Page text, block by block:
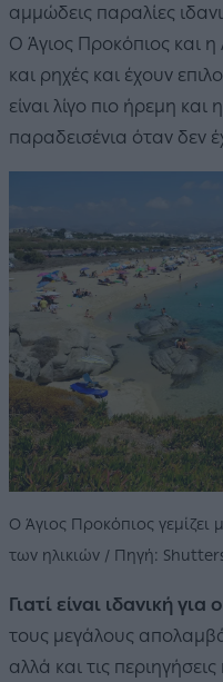
αμμώδεις παραλίες
Ο Άγιος Προκόπιος και η
και ρηχές και έχουν
είναι λίγο πιο ήρεμη και
παραδεισένια όταν δεν
O Άγιος Προκόπιος γεμίζει
των ηλικιών / Πηγή:
Γιατί είναι ιδανική για
τους μεγάλους
αλλά και τις